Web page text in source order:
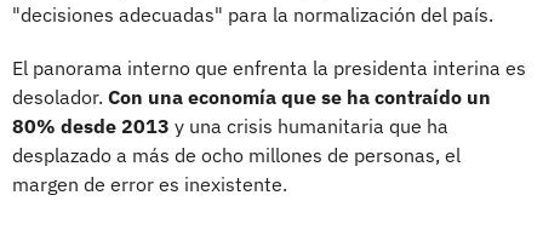
"decisiones adecuadas" para la normalización del país.
El panorama interno que enfrenta la presidenta interina es
desolador. Con una economía que se ha contraído un
80% desde 2013 y una crisis humanitaria que ha
desplazado a más de ocho millones de personas, el
margen de error es inexistente.